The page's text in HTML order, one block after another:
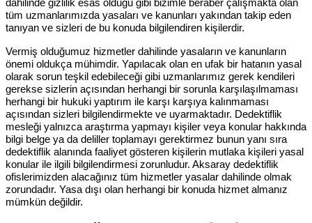
dahilinde gizlilik esas olduğu gibi bizimle beraber çalışmakta olan
tüm uzmanlarımızda yasaları ve kanunları yakından takip eden
tanıyan ve sizleri de bu konuda bilgilendiren kişilerdir.
Vermiş olduğumuz hizmetler dahilinde yasaların ve kanunların
önemi oldukça mühimdir. Yapılacak olan en ufak bir hatanın yasal
olarak sorun teşkil edebileceği gibi uzmanlarımız gerek kendileri
gerekse sizlerin açısından herhangi bir sorunla karşılaşılmaması
herhangi bir hukuki yaptırım ile karşı karşıya kalınmaması
açısından sizleri bilgilendirmekte ve uyarmaktadır. Dedektiflik
mesleği yalnızca araştırma yapmayı kişiler veya konular hakkında
bilgi belge ya da deliller toplamayı gerektirmez bunun yanı sıra
dedektiflik alanında faaliyet gösteren kişilerin mutlaka kişileri yasal
konular ile ilgili bilgilendirmesi zorunludur. Aksaray dedektiflik
ofislerimizden alacağınız tüm hizmetler yasalar dahilinde olmak
zorundadır. Yasa dışı olan herhangi bir konuda hizmet almanız
mümkün değildir.